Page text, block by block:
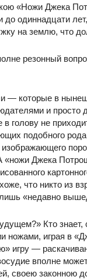
«Ножи Джека
до одиннадцати
на землю, что
резонный
— которые в
и просто
голову не
подобного
Джека
что никто из
«недавно
Кто
играя в
игру —
вполне
своею законною